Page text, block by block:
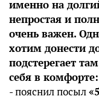
именно на
непростая и
очень важен.
хотим донести
подстерегает
себя в комфорте:
- пояснил посыл